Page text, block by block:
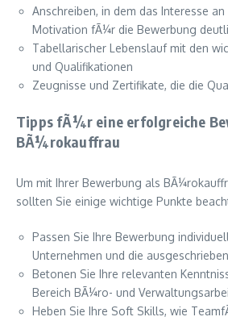
Anschreiben, in dem das Interesse
Motivation fÃ¼r die Bewerbung
Tabellarischer Lebenslauf mit den
und Qualifikationen
Zeugnisse und Zertifikate, die die
Tipps fÃ¼r eine erfolgreiche
BÃ¼rokauffrau
Um mit Ihrer Bewerbung als
sollten Sie einige wichtige Punkte
Passen Sie Ihre Bewerbung
Unternehmen und die
Betonen Sie Ihre relevanten
Bereich BÃ¼ro- und
Heben Sie Ihre Soft Skills, wie